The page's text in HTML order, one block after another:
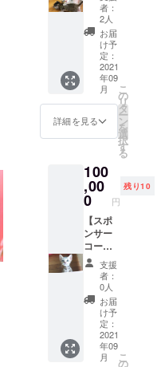
・ヘア
ピン ・
ヘアゴ
ム ・
バック
チャー
ム ・マ
スクス
トラッ
プ ・マ
します
(記入が
ない場
合はラ
ンダム
となり
ます。)
(すべて
1点もの
なの
ダムと
なりま
す。ご
了承く
ださい
ませ。)
④象の
珪藻土
コース
ター1点
(色はラ
ンダム
となり
ます。
ご了承
くださ
のメー
ル ②保
護活動
のレ
ポート
(メール
にて) ③
スト
リート
チルド
レン支
援雑貨4
可) →備
考欄に
て希望
する雑
貨4点の
記入を
お願い
します
(記入が
ない場
合はラ
ンダム
となり
ます。)
(すべて
1点もの
者：
2人
お届
け予
定：
2021
年09
月
詳細を見る
こ
の
リ
タ
ー
ン
を
選
択
す
る
100
,00
0 円
残り10
【スポ
ンサー
コー
ス】 ・
リター
ン内容
①お礼
のメー
ル ②保
護活動
のレ
ポート
支援
者：
0人
お届
け予
定：
2021
年09
月
こ
の